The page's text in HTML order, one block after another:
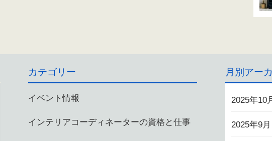
カテゴリー
イベント情報
インテリアコーディネーターの資格と仕事
月別アー
2025年10
2025年9月